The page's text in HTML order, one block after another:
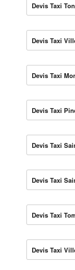
Devis Taxi
Devis Taxi
Devis Taxi
Devis Taxi
Devis Taxi
Devis Taxi
Devis Taxi
Devis Taxi